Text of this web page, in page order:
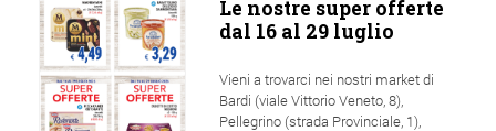
Le nostre super offerte
dal 16 al 29 luglio
Vieni a trovarci nei nostri market di
Bardi (viale Vittorio Veneto, 8),
Pellegrino (strada Provinciale, 1),